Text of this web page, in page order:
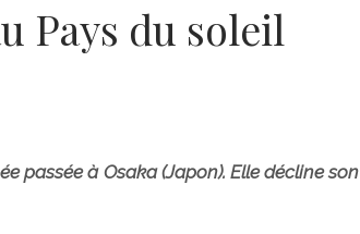
Pays du soleil
passée à Osaka (Japon). Elle décline son